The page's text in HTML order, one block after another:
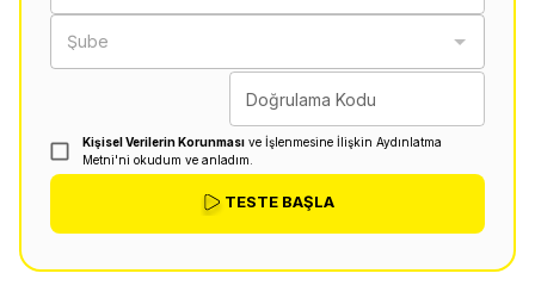
Şube
Doğrulama Kodu
Kişisel Verilerin Korunması ve İşlenmesine İlişkin Aydınlatma
Metni'ni okudum ve anladım.
TESTE BAŞLA